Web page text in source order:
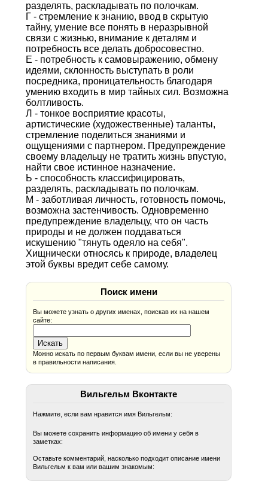
разделять, раскладывать по полочкам.
Г - стремление к знанию, ввод в скрытую
тайну, умение все понять в неразрывной
связи с жизнью, внимание к деталям и
потребность все делать добросовестно.
Е - потребность к самовыражению, обмену
идеями, склонность выступать в роли
посредника, проницательность благодаря
умению входить в мир тайных сил. Возможна
болтливость.
Л - тонкое восприятие красоты,
артистические (художественные) таланты,
стремление поделиться знаниями и
ощущениями с партнером. Предупреждение
своему владельцу не тратить жизнь впустую,
найти свое истинное назначение.
Ь - способность классифицировать,
разделять, раскладывать по полочкам.
М - заботливая личность, готовность помочь,
возможна застенчивость. Одновременно
предупреждение владельцу, что он часть
природы и не должен поддаваться
искушению "тянуть одеяло на себя".
Хищнически относясь к природе, владелец
этой буквы вредит себе самому.
Поиск имени
Вы можете узнать о других именах, поискав их на нашем
сайте:
Можно искать по первым буквам имени, если вы не уверены
в правильности написания.
Вильгельм Вконтакте
Нажмите, если вам нравится имя Вильгельм:
Вы можете сохранить информацию об имени у себя в
заметках:
Оставьте комментарий, насколько подходит описание имени
Вильгельм к вам или вашим знакомым: